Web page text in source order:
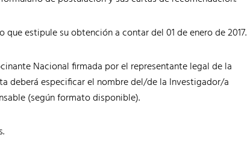
estipule su obtención a contar del 01 de enero de 2017.
Nacional firmada por el representante legal de la
deberá especificar el nombre del/de la Investigador/a
(según formato disponible).